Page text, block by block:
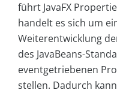
führt JavaFX
handelt es sich um
Weiterentwicklung
des JavaBeans-
eventgetriebenen
stellen. Dadurch